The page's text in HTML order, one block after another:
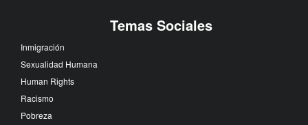
Temas Sociales
Inmigración
Sexualidad Humana
Human Rights
Racismo
Pobreza